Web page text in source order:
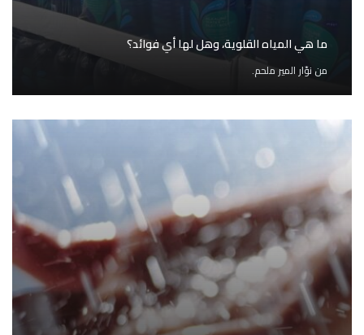
ما هي المياه القلوية، وهل لها أي فوائد؟
من نوّار المير ملحم.